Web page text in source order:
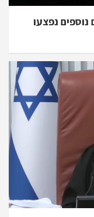
נוספים נפצעו